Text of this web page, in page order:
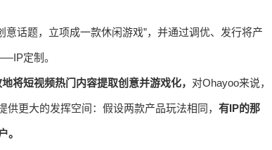
话题，立项成一款休闲游戏”，并通过调优、发行将产
定制。
将短视频热门内容提取创意并游戏化， 对Ohayoo来说，
更大的发挥空间：假设两款产品玩法相同， 有IP的那
。